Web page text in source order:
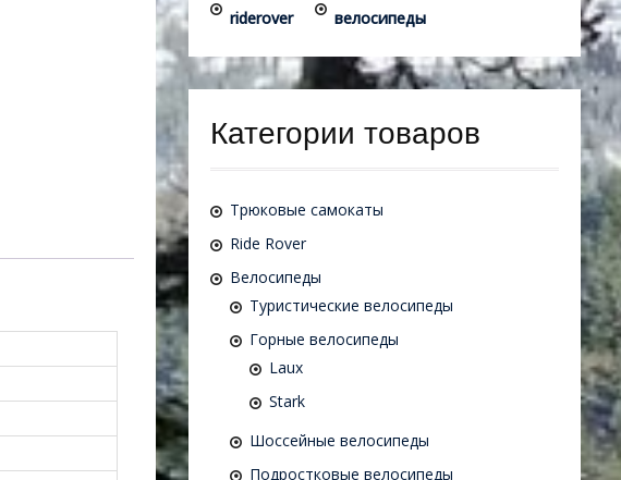
riderover
велосипеды
Категории товаров
Трюковые самокаты
Ride Rover
Велосипеды
Туристические велосипеды
Горные велосипеды
Laux
Stark
Шоссейные велосипеды
Подростковые велосипеды